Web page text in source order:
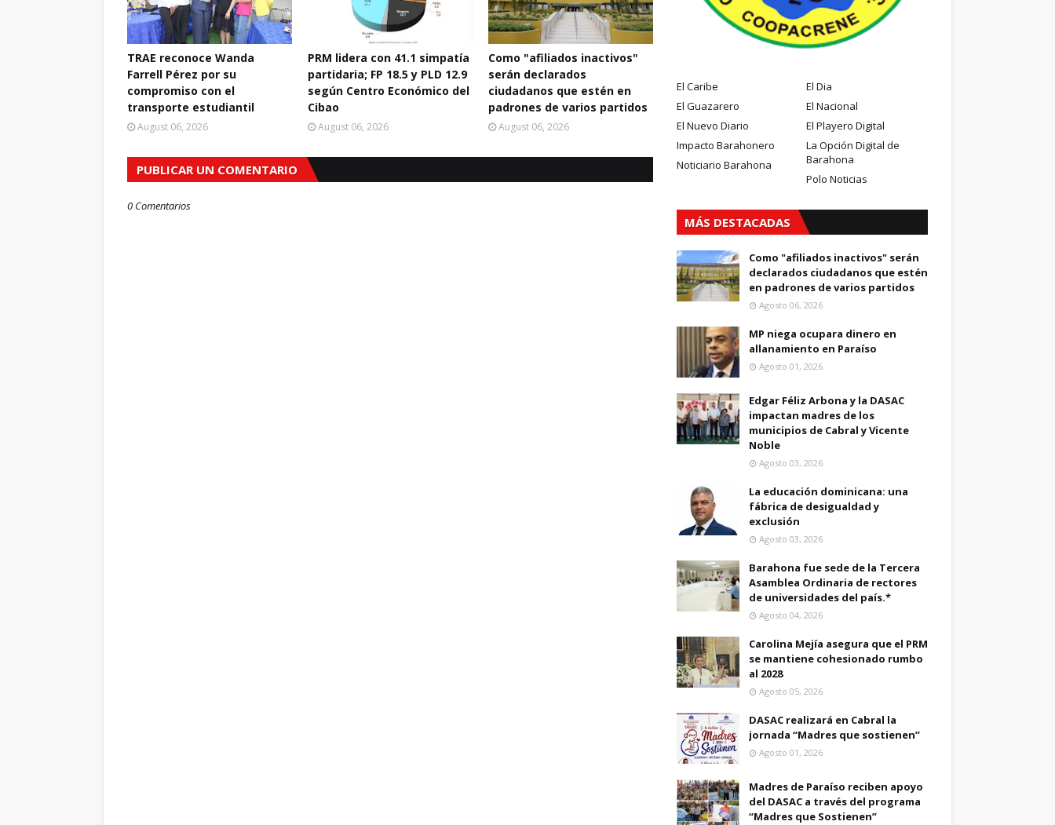
TRAE reconoce Wanda
Farrell Pérez por su
compromiso con el
transporte estudiantil
August 06, 2026
PRM lidera con 41.1 simpatía
partidaria; FP 18.5 y PLD 12.9
según Centro Económico del
Cibao
August 06, 2026
Como "afiliados inactivos"
serán declarados
ciudadanos que estén en
padrones de varios partidos
August 06, 2026
PUBLICAR UN COMENTARIO
0 Comentarios
El Caribe
El Dia
El Guazarero
El Nacional
El Nuevo Diario
El Playero Digital
Impacto Barahonero
La Opción Digital de
Barahona
Noticiario Barahona
Polo Noticias
MÁS DESTACADAS
Como "afiliados inactivos" serán
declarados ciudadanos que estén
en padrones de varios partidos
Agosto 06, 2026
MP niega ocupara dinero en
allanamiento en Paraíso
Agosto 01, 2026
Edgar Féliz Arbona y la DASAC
impactan madres de los
municipios de Cabral y Vicente
Noble
Agosto 03, 2026
La educación dominicana: una
fábrica de desigualdad y
exclusión
Agosto 03, 2026
Barahona fue sede de la Tercera
Asamblea Ordinaria de rectores
de universidades del país.*
Agosto 04, 2026
Carolina Mejía asegura que el PRM
se mantiene cohesionado rumbo
al 2028
Agosto 05, 2026
DASAC realizará en Cabral la
jornada “Madres que sostienen”
Agosto 01, 2026
Madres de Paraíso reciben apoyo
del DASAC a través del programa
“Madres que Sostienen”